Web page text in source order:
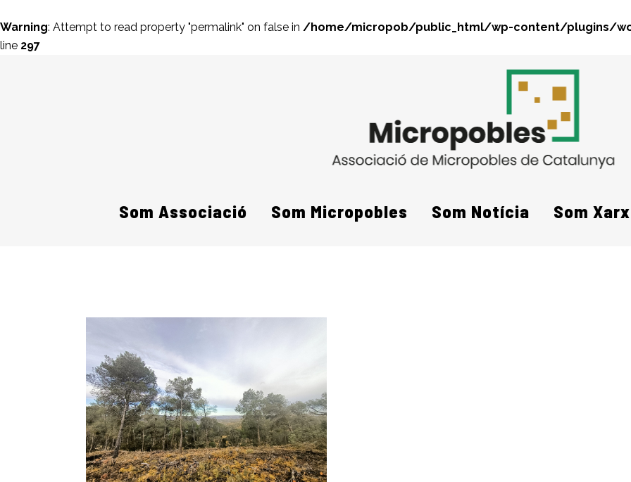
Warning: Attempt to read property "permalink" on false in /home/micropob/public_html/wp-content/plugins/
line 297
Som Associació Som Micropobles Som Notícia Som